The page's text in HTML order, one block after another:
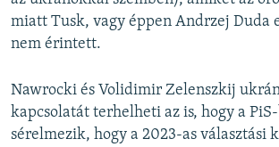
miatt Tusk, vagy éppen Andrzej Duda
nem érintett.
Nawrocki és Volidimir Zelenszkij
kapcsolatát terhelheti az is, hogy a
sérelmezik, hogy a 2023-as választási